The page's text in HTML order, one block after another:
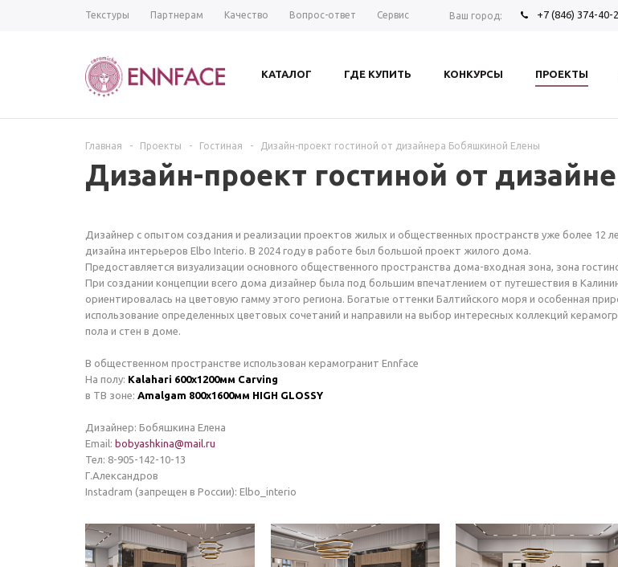
Текстуры Партнерам Качество Вопрос-ответ Сервис Ваш город: +7 (846) 374-40-
КАТАЛОГ ГДЕ КУПИТЬ КОНКУРСЫ ПРОЕКТЫ
Главная - Проекты - Гостиная - Дизайн-проект гостиной от дизайнера Бобяшкиной Елены
Дизайн-проект гостиной от
Дизайнер с опытом создания и реализации проектов жилых и общественных пространств уже более 12
дизайна интерьеров Elbo Interio. В 2024 году в работе был большой проект жилого дома.
Предоставляется визуализации основного общественного пространства дома-входная зона, зона
При создании концепции всего дома дизайнер была под большим впечатлением от путешествия в
ориентировалась на цветовую гамму этого региона. Богатые оттенки Балтийского моря и особенная
использование определенных цветовых сочетаний и направили на выбор интересных коллекций
пола и стен в доме.
В общественном пространстве использован керамогранит Ennface
На полу: Kalahari 600х1200мм Carving
в ТВ зоне: Amalgam 800х1600мм HIGH GLOSSY
Дизайнер: Бобяшкина Елена
Email: bobyashkina@mail.ru
Тел: 8-905-142-10-13
Г.Александров
Instadram (запрещен в России): Elbo_interio